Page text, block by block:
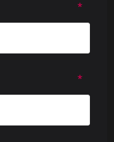
*
*